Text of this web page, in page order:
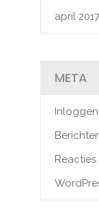
april 2017
META
Inloggen